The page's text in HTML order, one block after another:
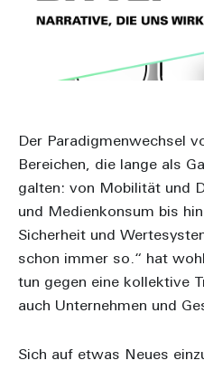
Der Paradigmenwechsel
Bereichen, die lange als
galten: von Mobilität und
und Medienkonsum bis
Sicherheit und
schon immer so.“ hat
tun gegen eine kollektive
auch Unternehmen und
Sich auf etwas Neues